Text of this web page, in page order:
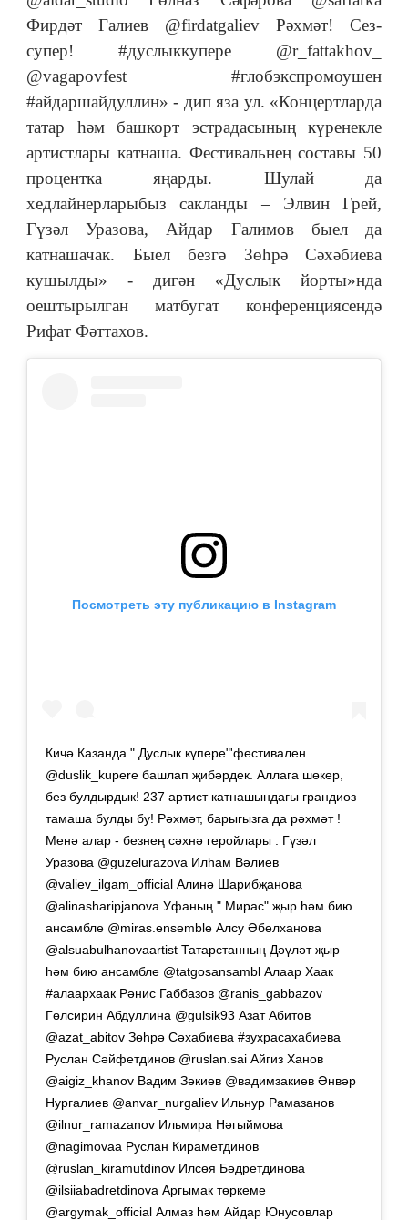
Фирдәт Галиев @firdatgaliev Рәхмәт! Сез-
супер! #дуслыккупере @r_fattakhov_
@vagapovfest #глобэкспромоушен
#айдаршайдуллин» - дип яза ул. «Концертларда
татар һәм башкорт эстрадасының күренекле
артистлары катнаша. Фестивальнең составы 50
процентка яңарды. Шулай да
хедлайнерларыбыз сакланды – Элвин Грей,
Гүзәл Уразова, Айдар Галимов быел да
катнашачак. Быел безгә Зөһрә Сәхәбиева
кушылды» - дигән «Дуслык йорты»нда
оештырылган матбугат конференциясендә
Рифат Фәттахов.
Посмотреть эту публикацию в Instagram
Кичә Казанда " Дуслык күпере"'фестивален
@duslik_kupere башлап җибәрдек. Аллага шөкер,
без булдырдык! 237 артист катнашындагы грандиоз
тамаша булды бу! Рәхмәт, барыгызга да рәхмәт !
Менә алар - безнең сәхнә геройлары : Гүзәл
Уразова @guzelurazova Илһам Вәлиев
@valiev_ilgam_official Алинә Шарибҗанова
@alinasharipjanova Уфаның " Мирас" җыр һәм бию
ансамбле @miras.ensemble Алсу Әбелханова
@alsuabulhanovaartist Татарстанның Дәүләт җыр
һәм бию ансамбле @tatgosansambl Алаар Хаак
#алаархаак Рәнис Габбазов @ranis_gabbazov
Гөлсирин Абдуллина @gulsik93 Азат Абитов
@azat_abitov Зөһрә Сәхабиева #зухрасахабиева
Руслан Сәйфетдинов @ruslan.sai Айгиз Ханов
@aigiz_khanov Вадим Зәкиев @вадимзакиев Әнвәр
Нургалиев @anvar_nurgaliev Ильнур Рамазанов
@ilnur_ramazanov Ильмира Нәгыймова
@nagimovaa Руслан Кираметдинов
@ruslan_kiramutdinov Илсөя Бәдретдинова
@ilsiiabadretdinova Аргымак төркеме
@argymak_official Алмаз һәм Айдар Юнусовлар